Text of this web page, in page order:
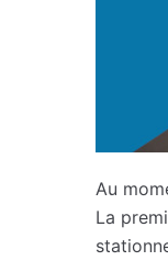
Au
La